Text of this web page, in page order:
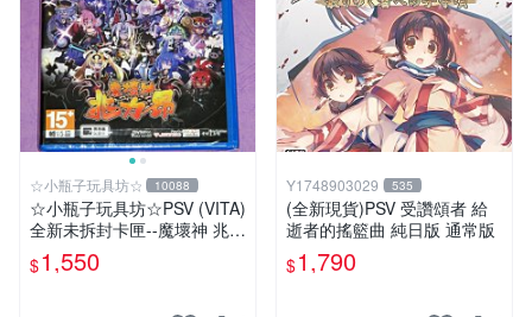
☆小瓶子玩具坊☆ 10088
☆小瓶子玩具坊☆PSV (VITA)
全新未拆封卡匣--魔壞神 兆力
翁 繁體中文版
$1,550
Y1748903029 535
(全新現貨)PSV 受讚頌者 給
逝者的搖籃曲 純日版 通常版
$1,790